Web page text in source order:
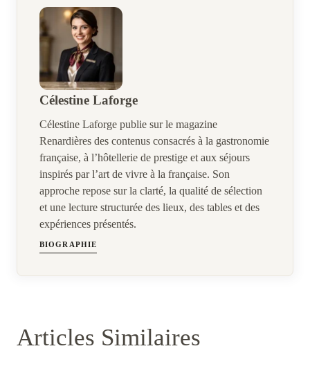
Célestine Laforge
Célestine Laforge publie sur le magazine
Renardières des contenus consacrés à la gastronomie
française, à l’hôtellerie de prestige et aux séjours
inspirés par l’art de vivre à la française. Son
approche repose sur la clarté, la qualité de sélection
et une lecture structurée des lieux, des tables et des
expériences présentés.
BIOGRAPHIE
Articles Similaires